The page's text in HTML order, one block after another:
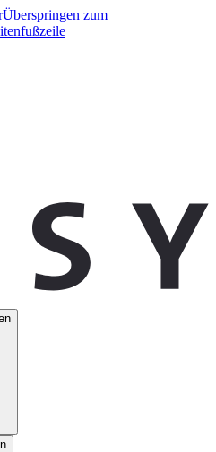
Überspringen zum